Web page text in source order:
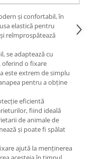
și confortabil, în
elastică pentru
reîmprospătează
se adaptează cu
o fixare
este extrem de simplu
pentru a obține
eficientă
fiind ideală
de animale de
și poate fi spălat
ajută la menținerea